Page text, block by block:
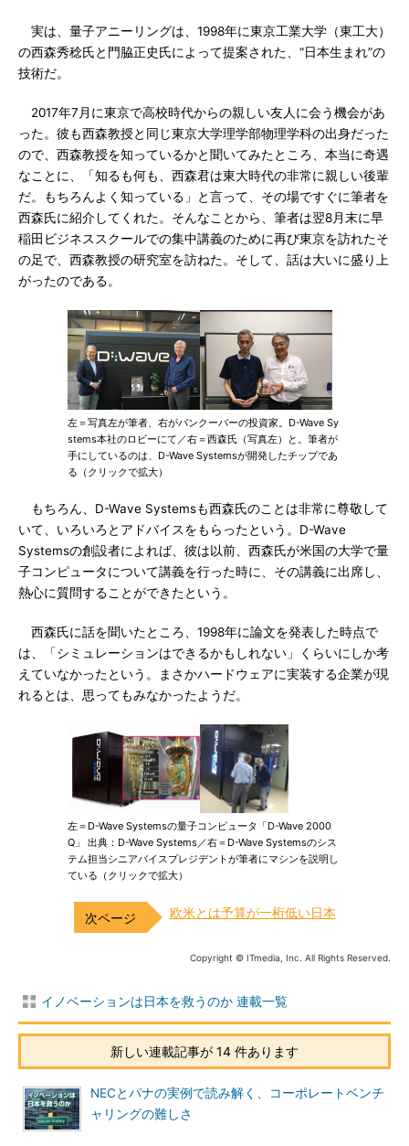
実は、量子アニーリングは、1998年に東京工業大学（東工大）
の西森秀稔氏と門脇正史氏によって提案された、“日本生まれ”の
技術だ。
2017年7月に東京で高校時代からの親しい友人に会う機会があ
った。彼も西森教授と同じ東京大学理学部物理学科の出身だった
ので、西森教授を知っているかと聞いてみたところ、本当に奇遇
なことに、「知るも何も、西森君は東大時代の非常に親しい後輩
だ。もちろんよく知っている」と言って、その場ですぐに筆者を
西森氏に紹介してくれた。そんなことから、筆者は翌8月末に早
稲田ビジネススクールでの集中講義のために再び東京を訪れたそ
の足で、西森教授の研究室を訪ねた。そして、話は大いに盛り上
がったのである。
左＝写真左が筆者、右がバンクーバーの投資家。D-Wave Sy
stems本社のロビーにて／右＝西森氏（写真左）と。筆者が
手にしているのは、D-Wave Systemsが開発したチップであ
る（クリックで拡大）
もちろん、D-Wave Systemsも西森氏のことは非常に尊敬して
いて、いろいろとアドバイスをもらったという。D-Wave
Systemsの創設者によれば、彼は以前、西森氏が米国の大学で量
子コンピュータについて講義を行った時に、その講義に出席し、
熱心に質問することができたという。
西森氏に話を聞いたところ、1998年に論文を発表した時点で
は、「シミュレーションはできるかもしれない」くらいにしか考
えていなかったという。まさかハードウェアに実装する企業が現
れるとは、思ってもみなかったようだ。
左＝D-Wave Systemsの量子コンピュータ「D-Wave 2000
Q」 出典：D-Wave Systems／右＝D-Wave Systemsのシス
テム担当シニアバイスプレジデントが筆者にマシンを説明し
ている（クリックで拡大）
欧米とは予算が一桁低い日本
Copyright © ITmedia, Inc. All Rights Reserved.
イノベーションは日本を救うのか 連載一覧
新しい連載記事が 14 件あります
NECとパナの実例で読み解く、コーポレートベンチ
ャリングの難しさ